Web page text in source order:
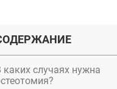
каких случаях нужна